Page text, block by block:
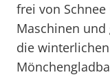
frei von
Maschinen
die